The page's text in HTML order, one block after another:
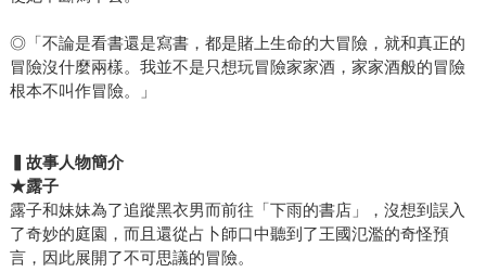
◎「不論是看書還是寫書，都是賭上生命的大冒險，就和真正的
冒險沒什麼兩樣。我並不是只想玩冒險家家酒，家家酒般的冒險
根本不叫作冒險。」
▍故事人物簡介
★露子
露子和妹妹為了追蹤黑衣男而前往「下雨的書店」，沒想到誤入
了奇妙的庭園，而且還從占卜師口中聽到了王國氾濫的奇怪預
言，因此展開了不可思議的冒險。